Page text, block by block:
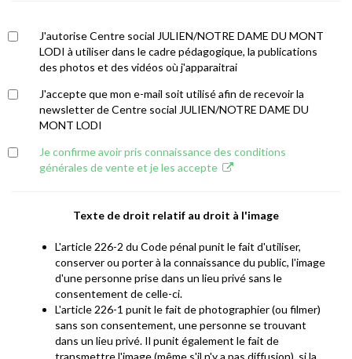
J'autorise Centre social JULIEN/NOTRE DAME DU MONT
LODI à utiliser dans le cadre pédagogique, la publications
des photos et des vidéos où j'apparaitrai
J'accepte que mon e-mail soit utilisé afin de recevoir la
newsletter de Centre social JULIEN/NOTRE DAME DU
MONT LODI
Je confirme avoir pris connaissance des conditions
générales de vente et je les accepte
Texte de droit relatif au droit à l'image
L'article 226-2 du Code pénal punit le fait d'utiliser,
conserver ou porter à la connaissance du public, l'image
d'une personne prise dans un lieu privé sans le
consentement de celle-ci.
L'article 226-1 punit le fait de photographier (ou filmer)
sans son consentement, une personne se trouvant
dans un lieu privé. Il punit également le fait de
transmettre l'image (même s'il n'y a pas diffusion), si la